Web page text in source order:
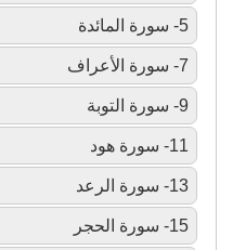
5- سورة المائدة
7- سورة الأعراف
9- سورة التوبة
11- سورة هود
13- سورة الرعد
15- سورة الحجر